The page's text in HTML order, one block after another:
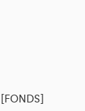
[FONDS]